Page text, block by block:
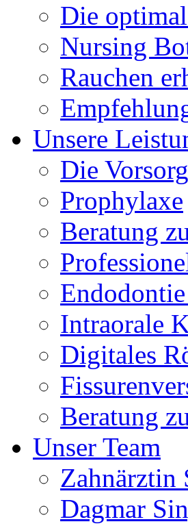
Die
Nursing
Rauchen
Unsere
Die
Prophylaxe
Beratung
Intraorale
Digitales
Beratung
Unser Team
Zahnärztin
Dagmar